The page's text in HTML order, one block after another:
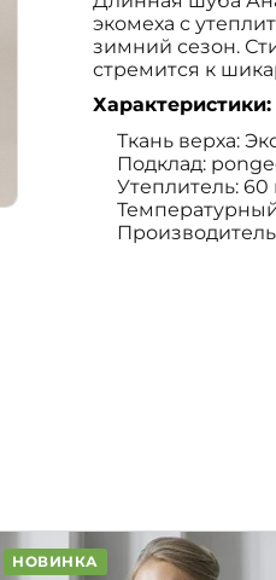
экомеха с
зимний сезон.
стремится к
Характеристики:
Ткань верха:
Подклад:
Утеплитель: 60
НОВИНКА